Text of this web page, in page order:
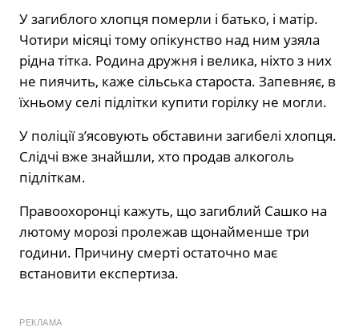
У загиблого хлопця померли і батько, і матір.
Чотири місяці тому опікунство над ним узяла
рідна тітка. Родина дружня і велика, ніхто з них
не пиячить, каже сільська староста. Запевняє, в
їхньому селі підлітки купити горілку не могли.
У поліції з’ясовують обставини загибелі хлопця.
Слідчі вже знайшли, хто продав алкоголь
підліткам.
Правоохоронці кажуть, що загиблий Сашко на
лютому морозі пролежав щонайменше три
години. Причину смерті остаточно має
встановити експертиза.
РЕКЛАМА